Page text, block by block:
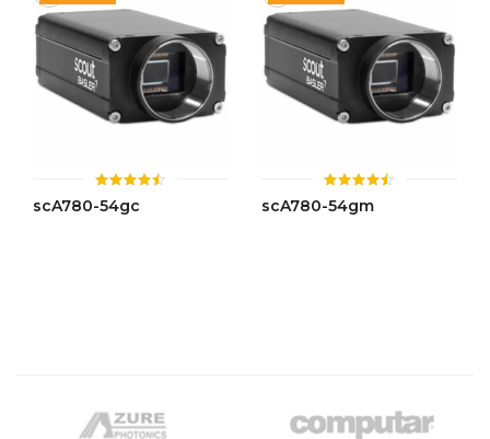
คะแนน
scA780-54gc
คะแนน
scA780-54gm